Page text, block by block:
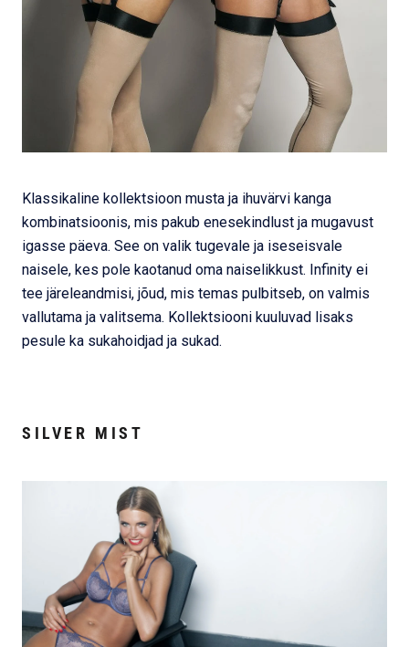
Klassikaline kollektsioon musta ja ihuvärvi kanga
kombinatsioonis, mis pakub enesekindlust ja mugavust
igasse päeva. See on valik tugevale ja iseseisvale
naisele, kes pole kaotanud oma naiselikkust. Infinity ei
tee järeleandmisi, jõud, mis temas pulbitseb, on valmis
vallutama ja valitsema. Kollektsiooni kuuluvad lisaks
pesule ka sukahoidjad ja sukad.
SILVER MIST